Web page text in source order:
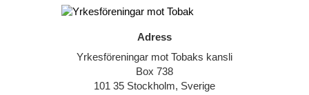
Adress
Yrkesföreningar mot Tobaks kansli
Box 738
101 35 Stockholm, Sverige